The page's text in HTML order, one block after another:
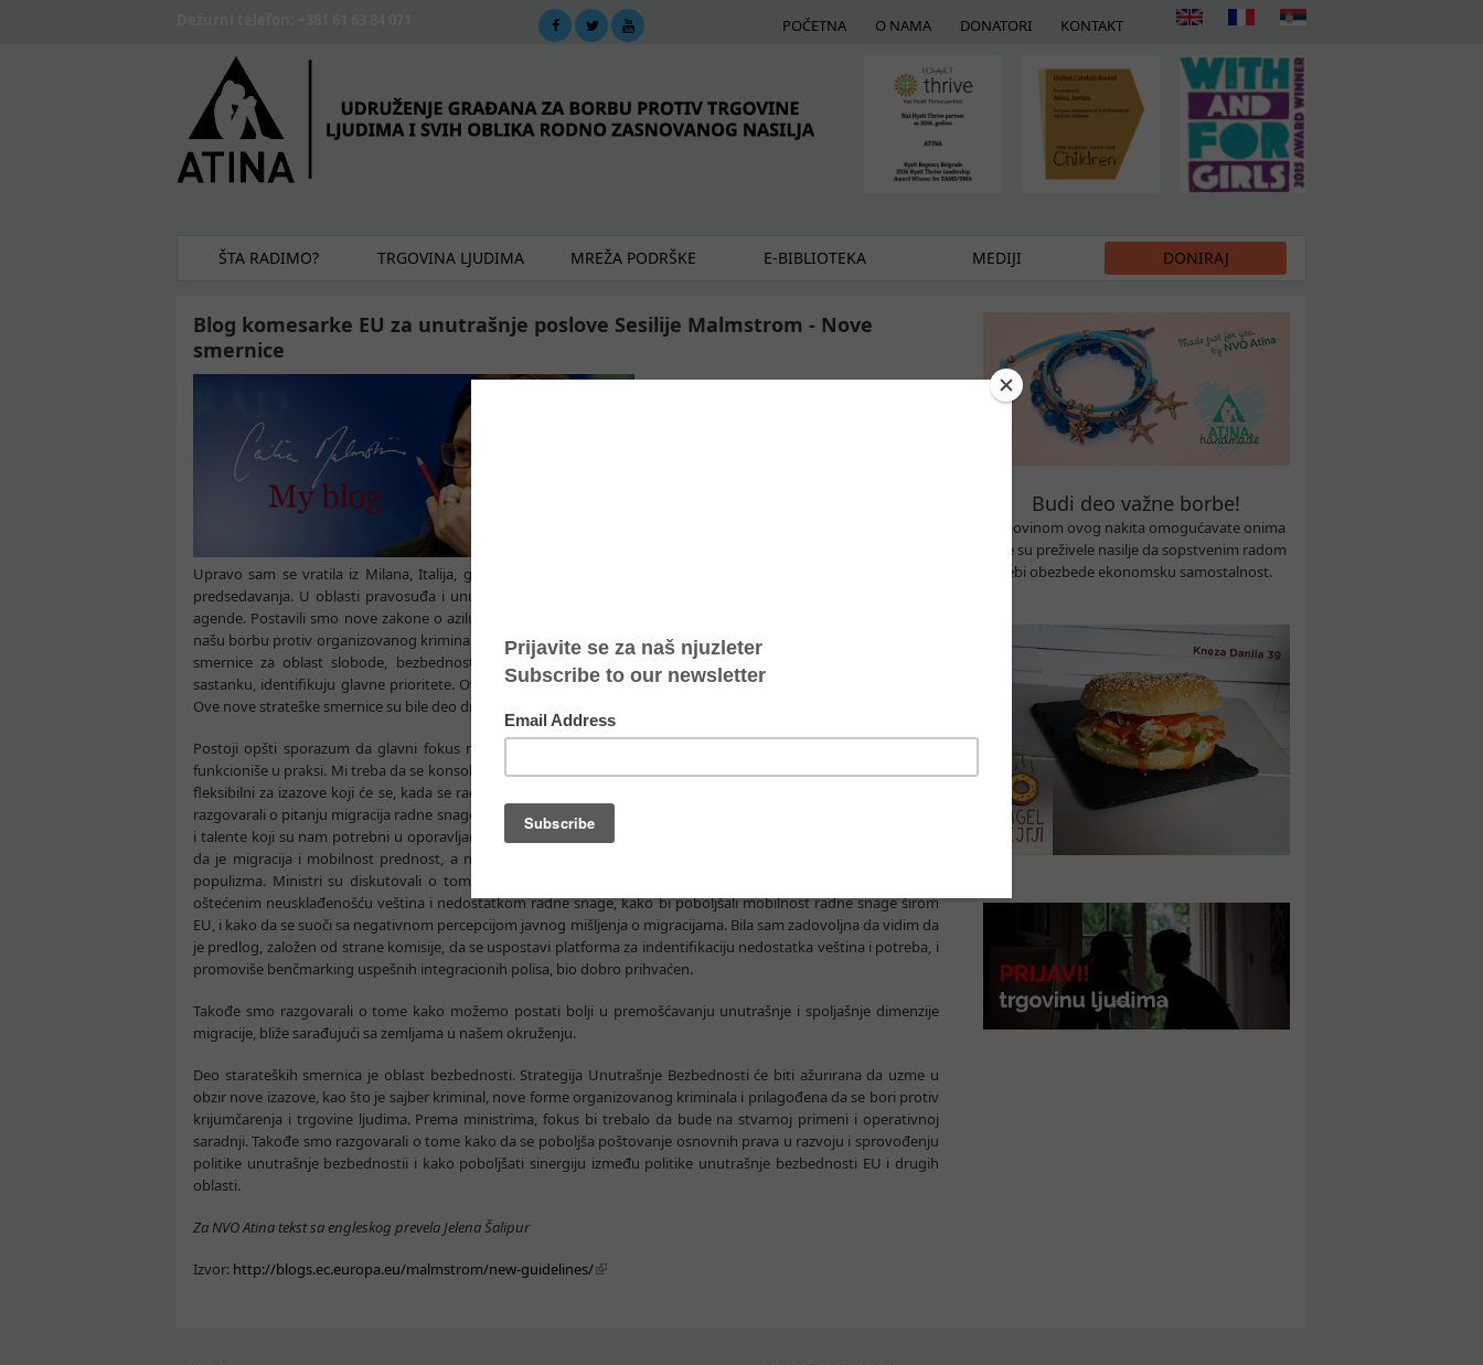
POČETNA O NAMA DONATORI KONTAKT
ŠTA RADIMO? TRGOVINA LJUDIMA MREŽA PODRŠKE E-BIBLIOTEKA MEDIJI DONIRAJ
Blog komesarke EU za unutrašnje poslove Sesilije Malmstrom - Nove
smernice
Upravo sam se vratila iz Milana, Italija, gde je održan prvi neformalni sastanak JAI Saveta, tokom italijanskog
predsedavanja. U oblasti pravosuđa i unutrašnjih poslova, radili smo intezivno na implementaciji Stokholmske
agende. Postavili smo nove zakone o azilu, radili na legalnoj migraciji i jačanju Šengenske saradnje, pojačavajući
našu borbu protiv organizovanog kriminala, korupcije, terorizma itd. Sad je vreme da se gleda napred, a strateške
smernice za oblast slobode, bezbednosti i pravde koje je Evropski savet bezbednosti usvojio na junskom
sastanku, identifikuju glavne prioritete. Ovo ukazuje na značaj koji Evropska Unija pridaje ovoj oblasti saradnje.
Ove nove strateške smernice su bile deo dnevnog reda na sastanku sa ministrima u Milanu.
Postoji opšti sporazum da glavni fokus mora biti na implementaciji onoga što smo dogovorili, i uveriti se da
funkcioniše u praksi. Mi treba da se konsolidujemo i na najbolji način iskoristimo naše postojuće alate, i ostanemo
fleksibilni za izazove koji će se, kada se radi o azilu, migraciji i organizovanom kriminalu, uvek javljati. Ministri su
razgovarali o pitanju migracija radne snage, i o tome kako se možemo uveriti da je naš sindikat otvoren za veštine
i talente koji su nam potrebni u oporavljanju ekonomije i sumornim demografskim podacima. Moramo objasniti
da je migracija i mobilnost prednost, a ne teret, posebno u ovoj teškoj političkoj klimi sa porastom rasizma i
populizma. Ministri su diskutovali o tome šta bi EU mogla da uradi da privuče talenat u ključnim sektorima
oštećenim neusklađenošću veština i nedostatkom radne snage, kako bi poboljšali mobilnost radne snage širom
EU, i kako da se suoči sa negativnom percepcijom javnog mišljenja o migracijama. Bila sam zadovoljna da vidim da
je predlog, založen od strane komisije, da se uspostavi platforma za indentifikaciju nedostatka veština i potreba, i
promoviše benčmarking uspešnih integracionih polisa, bio dobro prihvaćen.
Takođe smo razgovarali o tome kako možemo postati bolji u premošćavanju unutrašnje i spoljašnje dimenzije
migracije, bliže sarađujući sa zemljama u našem okruženju.
Deo starateških smernica je oblast bezbednosti. Strategija Unutrašnje Bezbednosti će biti ažurirana da uzme u
obzir nove izazove, kao što je sajber kriminal, nove forme organizovanog kriminala i prilagođena da se bori protiv
krijumčarenja i trgovine ljudima. Prema ministrima, fokus bi trebalo da bude na stvarnoj primeni i operativnoj
saradnji. Takođe smo razgovarali o tome kako da se poboljša poštovanje osnovnih prava u razvoju i sprovođenju
politike unutrašnje bezbednostii i kako poboljšati sinergiju između politike unutrašnje bezbednosti EU i drugih
oblasti.
Za NVO Atina tekst sa engleskog prevela Jelena Šalipur
Izvor: http://blogs.ec.europa.eu/malmstrom/new-guidelines/
Budi deo važne borbe!
Kupovinom ovog nakita omogućavate onima
koje su preživele nasilje da sopstvenim radom
sebi obezbede ekonomsku samostalnost.